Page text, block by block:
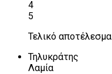
4
5
Τελικό αποτέλεσμα
Τηλυκράτης
Λαμία